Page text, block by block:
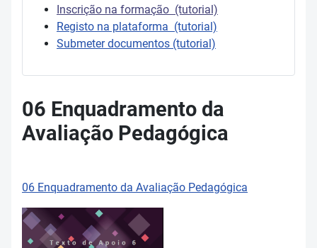
Inscrição na formação (tutorial)
Registo na plataforma (tutorial)
Submeter documentos (tutorial)
06 Enquadramento da
Avaliação Pedagógica
06 Enquadramento da Avaliação Pedagógica